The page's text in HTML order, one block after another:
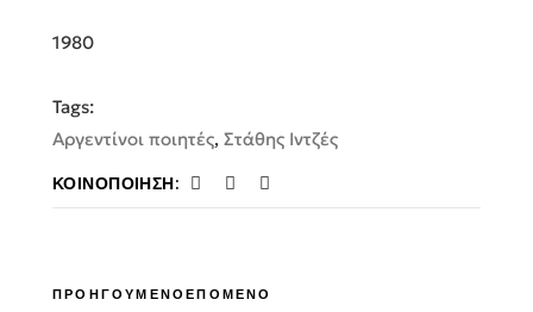
1980
Tags:
Αργεντίνοι ποιητές, Στάθης Ιντζές
ΚΟΙΝΟΠΟΊΗΣΗ:
ΠΡΟΗΓΟΥΜΕΝΟΕΠΟΜΕΝΟ